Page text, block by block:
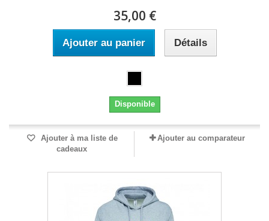
35,00 €
Ajouter au panier Détails
Disponible
Ajouter à ma liste de
cadeaux
Ajouter au comparateur